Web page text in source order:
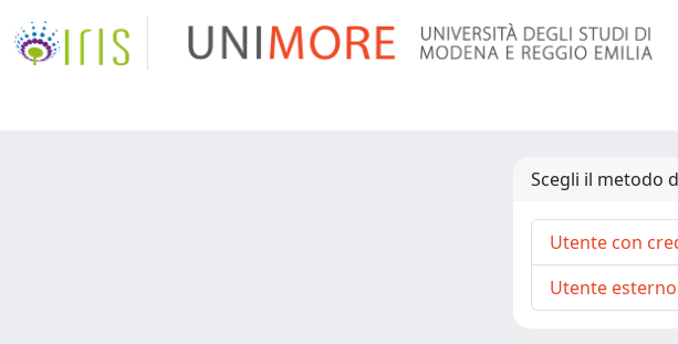
Scegli il metodo
Utente con
Utente esterno